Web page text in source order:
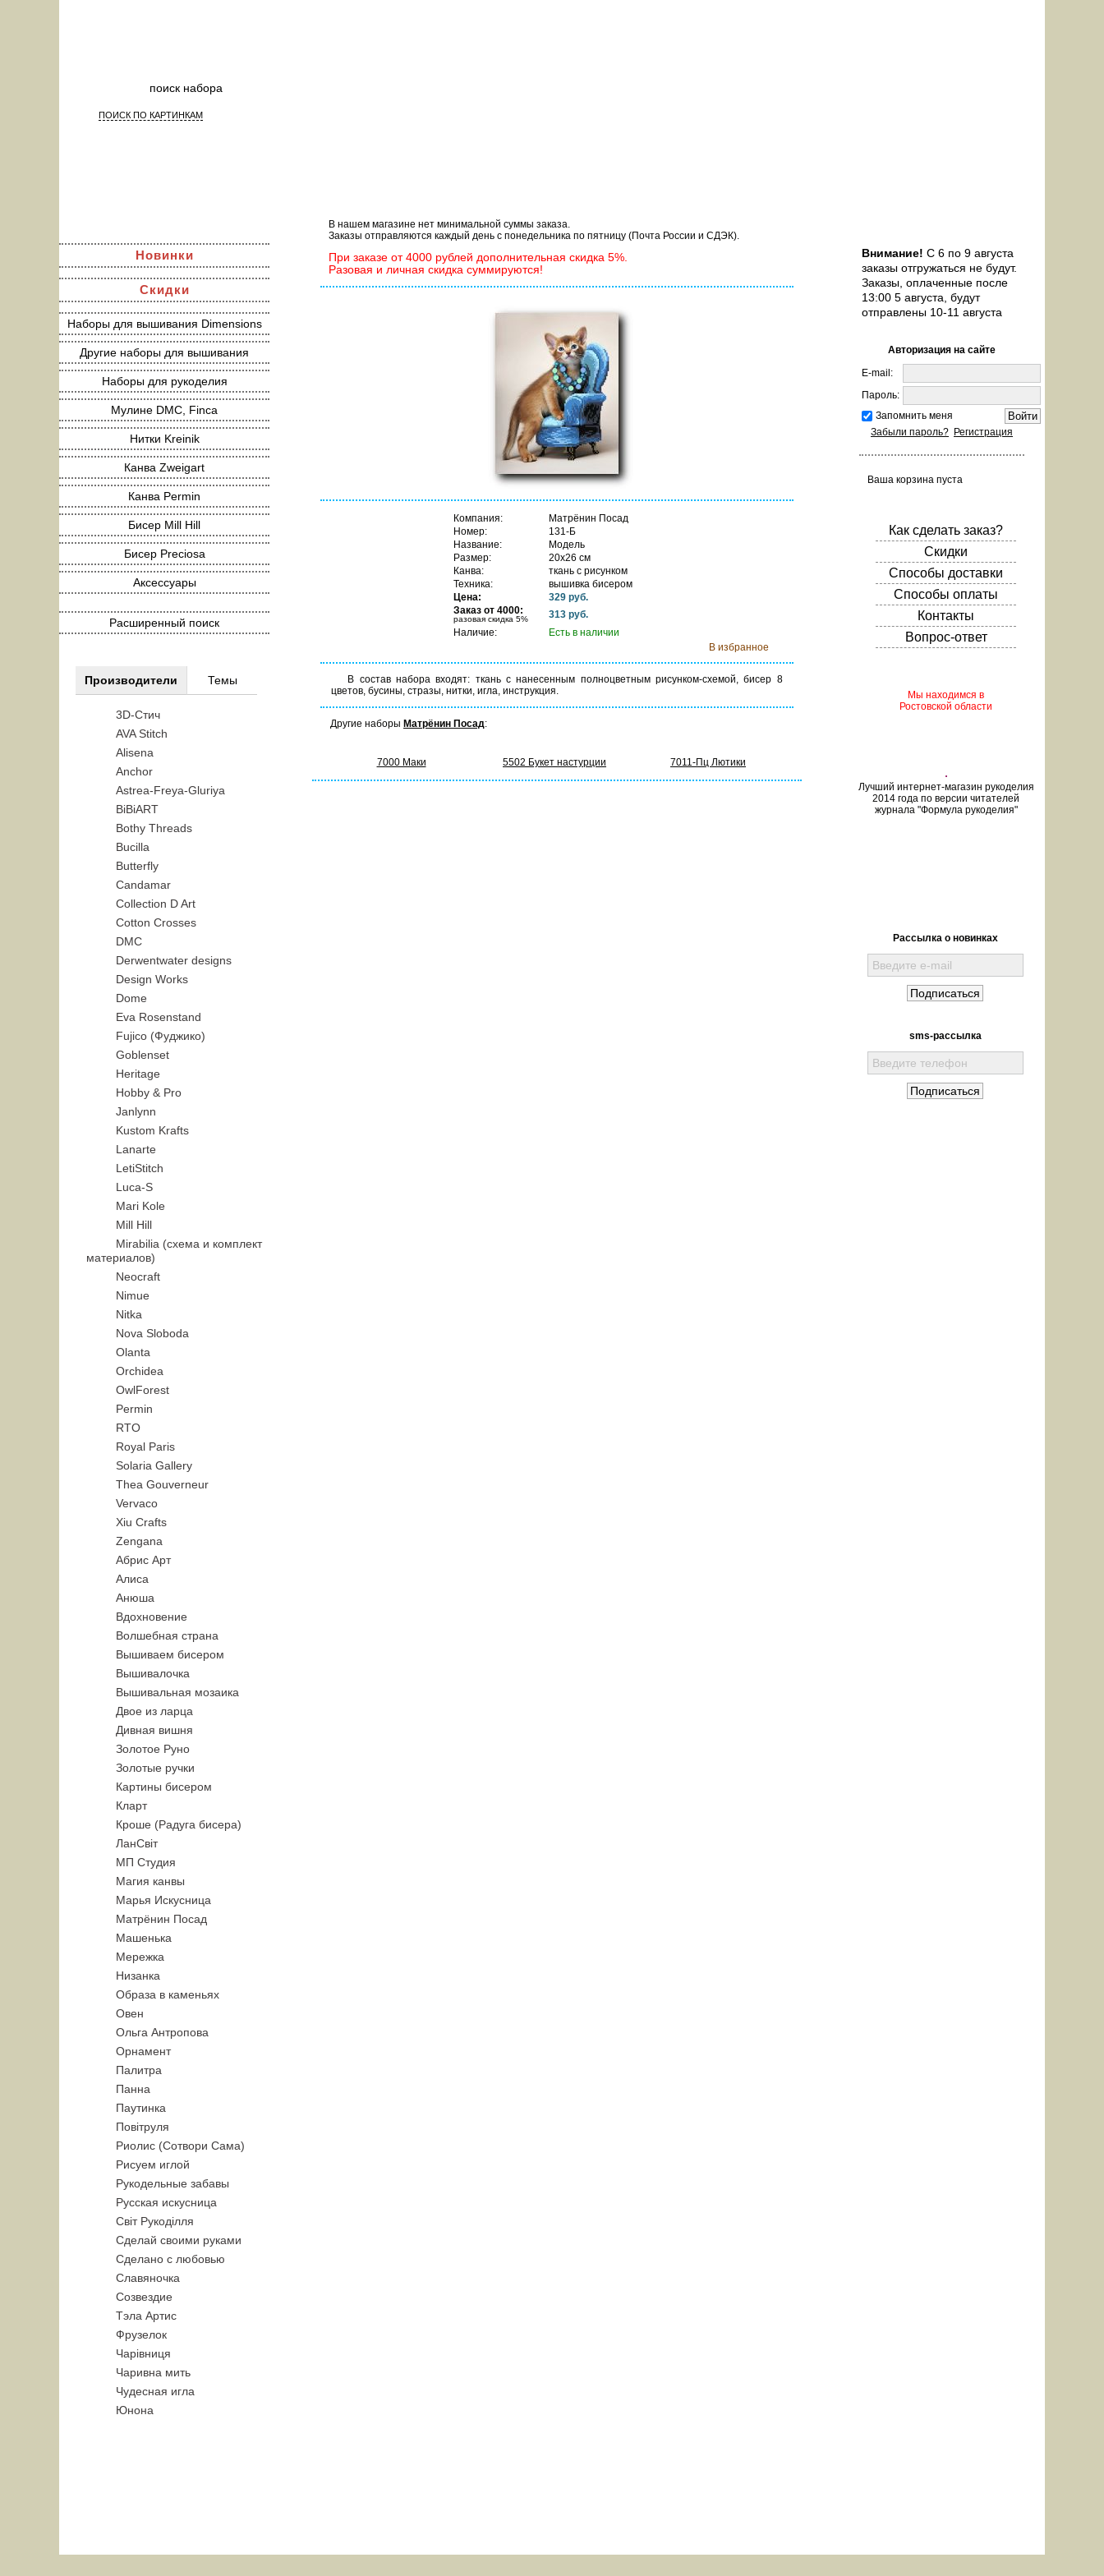
ПОИСК ПО КАРТИНКАМ
Новинки
Скидки
Наборы для вышивания Dimensions
Другие наборы для вышивания
Наборы для рукоделия
Мулине DMC, Finca
Нитки Kreinik
Канва Zweigart
Канва Permin
Бисер Mill Hill
Бисер Preciosa
Аксессуары
Расширенный поиск
Производители Темы
3D-Стич
AVA Stitch
Alisena
Anchor
Astrea-Freya-Gluriya
BiBiART
Bothy Threads
Bucilla
Butterfly
Candamar
Collection D Art
Cotton Crosses
DMC
Derwentwater designs
Design Works
Dome
Eva Rosenstand
Fujico (Фуджико)
Goblenset
Heritage
Hobby & Pro
Janlynn
Kustom Krafts
Lanarte
LetiStitch
Luca-S
Mari Kole
Mill Hill
Mirabilia (схема и комплект
материалов)
Neocraft
Nimue
Nitka
Nova Sloboda
Olanta
Orchidea
OwlForest
Permin
RTO
Royal Paris
Solaria Gallery
Thea Gouverneur
Vervaco
Xiu Crafts
Zengana
Абрис Арт
Алиса
Анюша
Вдохновение
Волшебная страна
Вышиваем бисером
Вышивалочка
Вышивальная мозаика
Двое из ларца
Дивная вишня
Золотое Руно
Золотые ручки
Картины бисером
Кларт
Кроше (Радуга бисера)
ЛанСвiт
МП Студия
Магия канвы
Марья Искусница
Матрёнин Посад
Машенька
Мережка
Низанка
Образа в каменьях
Овен
Ольга Антропова
Орнамент
Палитра
Панна
Паутинка
Повiтруля
Риолис (Сотвори Сама)
Рисуем иглой
Рукодельные забавы
Русская искусница
Свiт Рукодiлля
Сделай своими руками
Сделано с любовью
Славяночка
Созвездие
Тэла Артис
Фрузелок
Чарiвниця
Чаривна мить
Чудесная игла
Юнона
В нашем магазине нет минимальной суммы заказа.
Заказы отправляются каждый день с понедельника по пятницу (Почта России и СДЭК).
При заказе от 4000 рублей дополнительная скидка 5%.
Разовая и личная скидка суммируются!
Компания:
Матрёнин Посад
Номер:
131-Б
Название:
Модель
Размер:
20х26 см
Канва:
ткань с рисунком
Техника:
вышивка бисером
Цена:
329 руб.
Заказ от 4000:
разовая скидка 5%
313 руб.
Наличие:
Есть в наличии
В избранное
В состав набора входят: ткань с нанесенным полноцветным рисунком-схемой, бисер 8
цветов, бусины, стразы, нитки, игла, инструкция.
Другие наборы Матрёнин Посад:
7000 Маки 5502 Букет настурции 7011-Пц Лютики
Внимание! С 6 по 9 августа
заказы отгружаться не будут.
Заказы, оплаченные после
13:00 5 августа, будут
отправлены 10-11 августа
Авторизация на сайте
E-mail:
Пароль:
Запомнить меня
Забыли пароль? Регистрация
Ваша корзина пуста
Как сделать заказ?
Скидки
Способы доставки
Способы оплаты
Контакты
Вопрос-ответ
Мы находимся в
Ростовской области
Лучший интернет-магазин рукоделия
2014 года по версии читателей
журнала "Формула рукоделия"
Рассылка о новинках
sms-рассылка